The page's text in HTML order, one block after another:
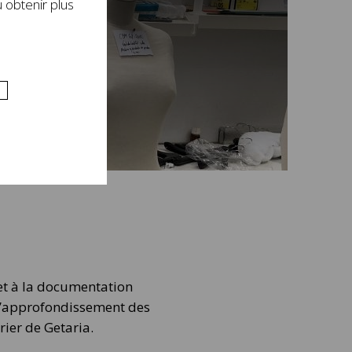
à la documentation
des
de Getaria.
obtenir plus